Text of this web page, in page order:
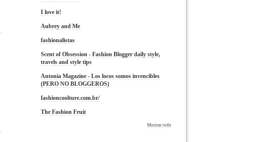
I love it!
Aubrey and Me
fashionalistas
Scent of Obsession - Fashion Blogger daily style,
travels and style tips
Antonia Magazine - Los locos somos invencibles
(PERO NO BLOGGEROS)
fashioncoolture.com.br/
The Fashion Fruit
Mostrar todo